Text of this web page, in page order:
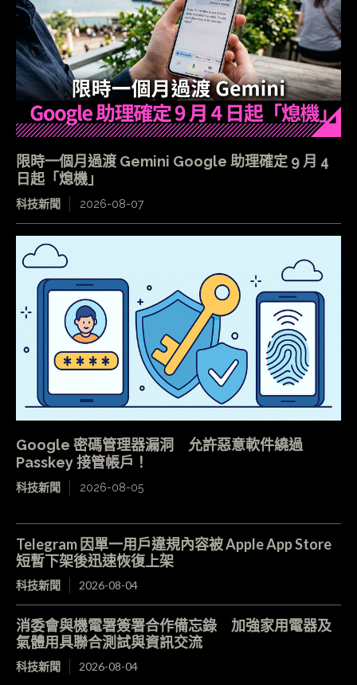
限時一個月過渡 Gemini Google 助理確定 9 月 4
日起「熄機」
科技新聞 2026-08-07
Google 密碼管理器漏洞 允許惡意軟件繞過
Passkey 接管帳戶！
科技新聞 2026-08-05
Telegram 因單一用戶違規內容被 Apple App Store
短暫下架後迅速恢復上架
科技新聞 2026-08-04
消委會與機電署簽署合作備忘錄 加強家用電器及
氣體用具聯合測試與資訊交流
科技新聞 2026-08-04